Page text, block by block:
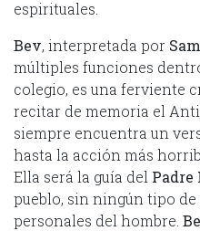
espirituales.
Bev, interpretada por
múltiples funciones
colegio, es una ferviente
recitar de memoria el
siempre encuentra un
hasta la acción más
Ella será la guía del
pueblo, sin ningún tipo
personales del hombre.